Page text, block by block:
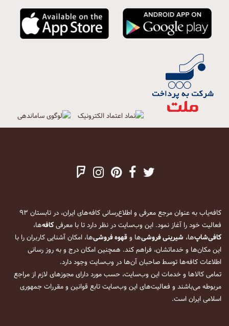
کافه‌یاب به عنوان مرجع معرفی و اطلاع‌رسانی کافه‌های ایران، در تابستان ۹۳
فعالیت خود را آغاز نمود. این وب‌سایت در نظر دارد تا با معرفیکافه‌ها،
کافی‌شاپ‌ها، شیرینی فروشی‌ها وقهوه فروشی‌ها، امکان آشنایی کاربران را با
این مکان‌ها و خدماتشان، فراهم کند. همچنین امکان درج و به روز رسانی
اطلاعات کافه‌ها توسط صاحبان آن‌ها در وب‌سایت وجود دارد.
تمامی کالاها و خدمات این وب‌سایت، حسب مورد دارای مجوزهای لازم از مراجع
مربوطه می‌باشند و فعالیت‌های این وب‌سایت تابع قوانین و مقررات جمهوری
اسلامی ایران است.